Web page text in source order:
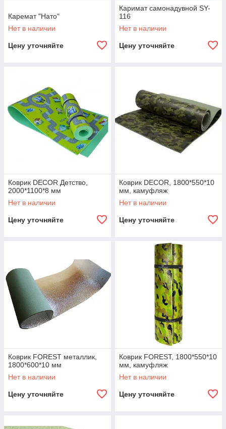
Каремат "Нато"
Нет в наличии
Цену уточняйте
Каримат самонадувной SY-
116
Нет в наличии
Цену уточняйте
Коврик DECOR Детство,
2000*1100*8 мм
Нет в наличии
Цену уточняйте
Коврик DECOR, 1800*550*10
мм, камуфляж
Нет в наличии
Цену уточняйте
Коврик FOREST металлик,
1800*600*10 мм
Нет в наличии
Цену уточняйте
Коврик FOREST, 1800*550*10
мм, камуфляж
Нет в наличии
Цену уточняйте